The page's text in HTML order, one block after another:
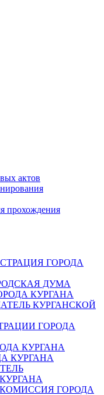
актов
прохождения
ГОРОДА
ДУМА
КУРГАНА
КУРГАНСКОЙ
ГОРОДА
КУРГАНА
КУРГАНА
ГОРОДА